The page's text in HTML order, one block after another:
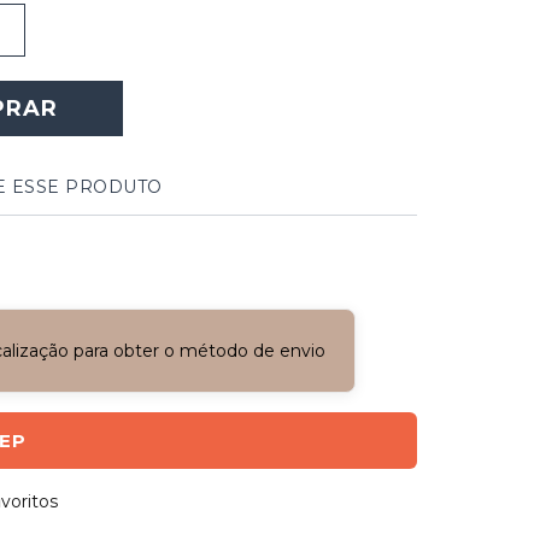
ESSE PRODUTO
para obter o método de envio